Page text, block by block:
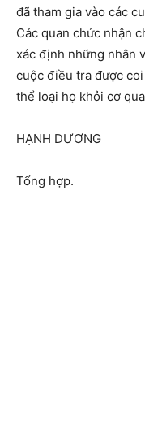
đã tham gia vào các
Các quan chức nhận
xác định những nhân
cuộc điều tra được
thể loại họ khỏi cơ
HẠNH DƯƠNG
Tổng hợp.